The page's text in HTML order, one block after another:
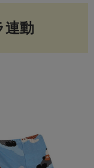
連動